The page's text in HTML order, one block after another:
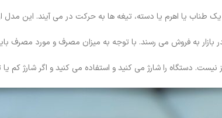
یا اهرم یا دسته، تیغه ها به حرکت در می آیند. این
به فروش می رسند. با توجه به میزان مصرف و مورد مصرف
دستگاه را شارژ می کنید و استفاده می کنید و اگر شارژ کم